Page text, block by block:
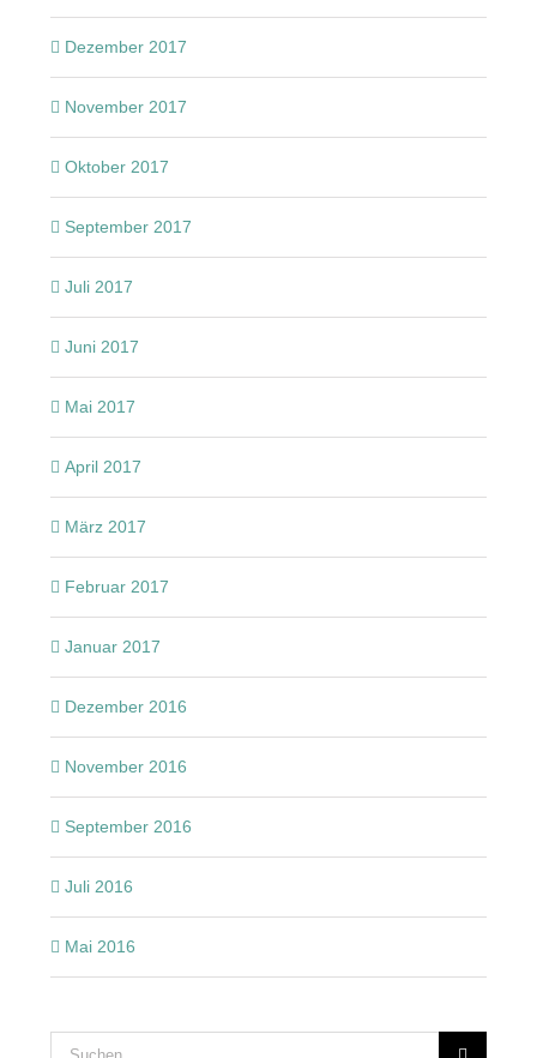
Dezember 2017
November 2017
Oktober 2017
September 2017
Juli 2017
Juni 2017
Mai 2017
April 2017
März 2017
Februar 2017
Januar 2017
Dezember 2016
November 2016
September 2016
Juli 2016
Mai 2016
Suche